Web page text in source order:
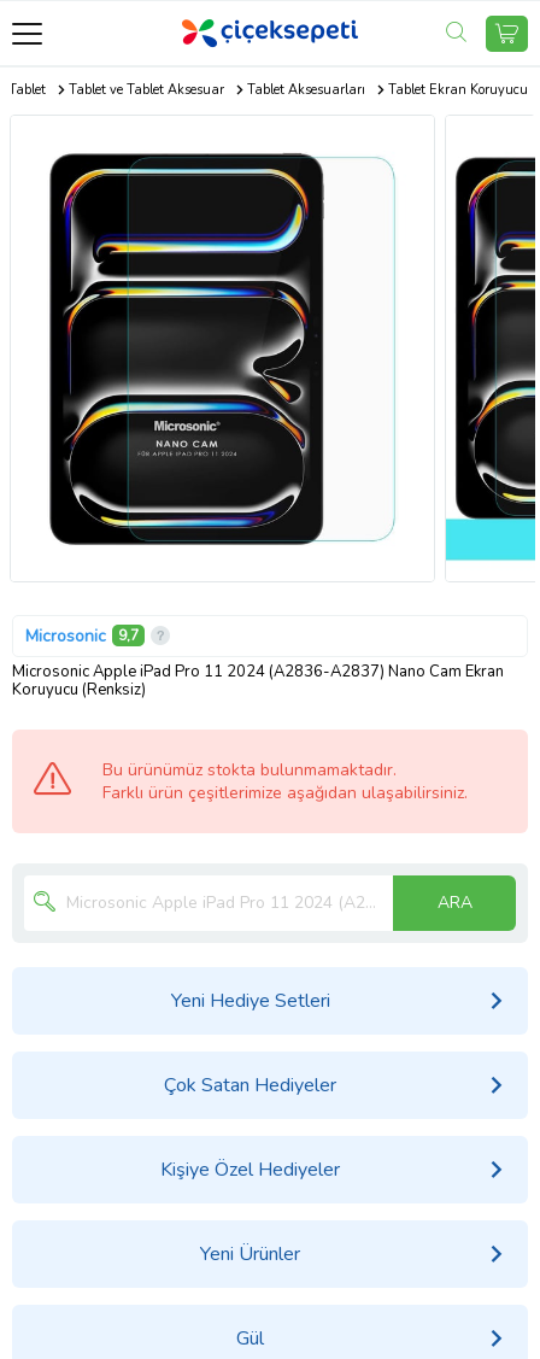
Tablet Tablet ve Tablet Aksesuar Tablet Aksesuarları Tablet Ekran Koruyucu
Microsonic 9,7
Microsonic Apple iPad Pro 11 2024 (A2836-A2837) Nano Cam Ekran
Koruyucu (Renksiz)
Bu ürünümüz stokta bulunmamaktadır.
Farklı ürün çeşitlerimize aşağıdan ulaşabilirsiniz.
ARA
Yeni Hediye Setleri
Çok Satan Hediyeler
Kişiye Özel Hediyeler
Yeni Ürünler
Gül